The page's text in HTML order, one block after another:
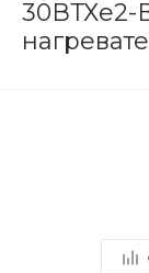
30ВТХe2-